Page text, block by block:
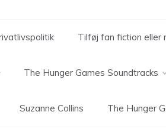
Tilføj fan fiction eller
The Hunger Games Soundtracks
Suzanne Collins The Hunger